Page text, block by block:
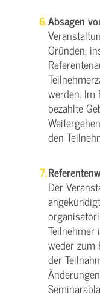
Absagen
Gründen,
werden. Im
bezahlte
den
Der
Teilnehmer
weder
der